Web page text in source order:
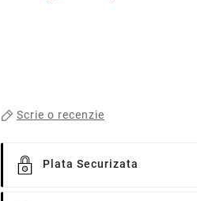
Scrie o recenzie
Plata Securizata